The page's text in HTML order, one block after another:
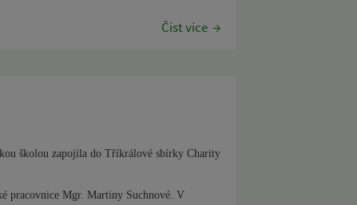
Číst více
školou zapojila do Tříkrálové sbírky Charity
pracovnice Mgr. Martiny Suchnové. V